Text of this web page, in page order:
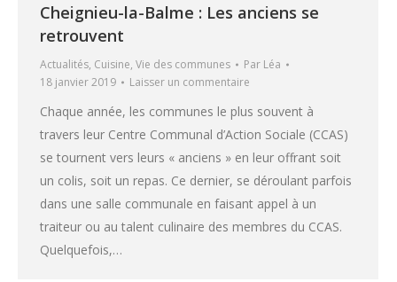
Cheignieu-la-Balme : Les anciens se
retrouvent
Actualités, Cuisine, Vie des communes Par Léa
18 janvier 2019
Laisser un commentaire
Chaque année, les communes le plus souvent à
travers leur Centre Communal d’Action Sociale (CCAS)
se tournent vers leurs « anciens » en leur offrant soit
un colis, soit un repas. Ce dernier, se déroulant parfois
dans une salle communale en faisant appel à un
traiteur ou au talent culinaire des membres du CCAS.
Quelquefois,…